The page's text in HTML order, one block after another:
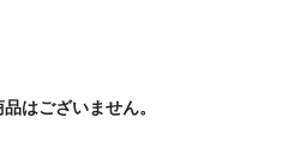
はございません。